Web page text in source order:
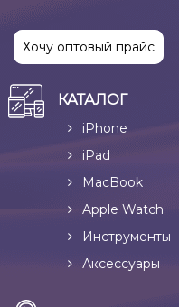
Хочу оптовый прайс
КАТАЛОГ
iPhone
iPad
MacBook
Apple Watch
Инструменты
Аксессуары